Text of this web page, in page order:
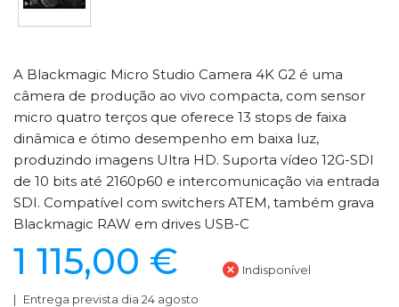
A Blackmagic Micro Studio Camera 4K G2 é uma
câmera de produção ao vivo compacta, com sensor
micro quatro terços que oferece 13 stops de faixa
dinâmica e ótimo desempenho em baixa luz,
produzindo imagens Ultra HD. Suporta vídeo 12G-SDI
de 10 bits até 2160p60 e intercomunicação via entrada
SDI. Compatível com switchers ATEM, também grava
Blackmagic RAW em drives USB-C
1 115,00 € Indisponível
Entrega prevista dia 24 agosto